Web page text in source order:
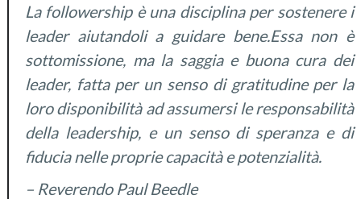
La followership è una disciplina per sostenere i
leader aiutandoli a guidare bene.Essa non è
sottomissione, ma la saggia e buona cura dei
leader, fatta per un senso di gratitudine per la
loro disponibilità ad assumersile responsabilità
della leadership, e un senso di speranza e di
fiducia nelle proprie capacitàe potenzialità.
– Reverendo Paul Beedle